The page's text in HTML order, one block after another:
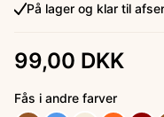
På lager og klar til
99,00 DKK
Fås i andre farver